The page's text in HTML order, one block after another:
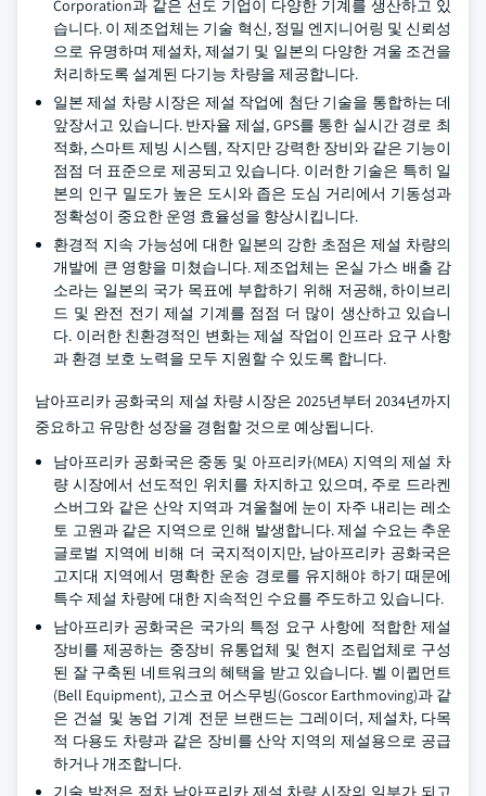
Corporation과 같은 선도 기업이 다양한 기계를 생산하고 있
습니다. 이 제조업체는 기술 혁신, 정밀 엔지니어링 및 신뢰성
으로 유명하며 제설차, 제설기 및 일본의 다양한 겨울 조건을
처리하도록 설계된 다기능 차량을 제공합니다.
일본 제설 차량 시장은 제설 작업에 첨단 기술을 통합하는 데
앞장서고 있습니다. 반자율 제설, GPS를 통한 실시간 경로 최
적화, 스마트 제빙 시스템, 작지만 강력한 장비와 같은 기능이
점점 더 표준으로 제공되고 있습니다. 이러한 기술은 특히 일
본의 인구 밀도가 높은 도시와 좁은 도심 거리에서 기동성과
정확성이 중요한 운영 효율성을 향상시킵니다.
환경적 지속 가능성에 대한 일본의 강한 초점은 제설 차량의
개발에 큰 영향을 미쳤습니다. 제조업체는 온실 가스 배출 감
소라는 일본의 국가 목표에 부합하기 위해 저공해, 하이브리
드 및 완전 전기 제설 기계를 점점 더 많이 생산하고 있습니
다. 이러한 친환경적인 변화는 제설 작업이 인프라 요구 사항
과 환경 보호 노력을 모두 지원할 수 있도록 합니다.
남아프리카 공화국의 제설 차량 시장은 2025년부터 2034년까지
중요하고 유망한 성장을 경험할 것으로 예상됩니다.
남아프리카 공화국은 중동 및 아프리카(MEA) 지역의 제설 차
량 시장에서 선도적인 위치를 차지하고 있으며, 주로 드라켄
스버그와 같은 산악 지역과 겨울철에 눈이 자주 내리는 레소
토 고원과 같은 지역으로 인해 발생합니다. 제설 수요는 추운
글로벌 지역에 비해 더 국지적이지만, 남아프리카 공화국은
고지대 지역에서 명확한 운송 경로를 유지해야 하기 때문에
특수 제설 차량에 대한 지속적인 수요를 주도하고 있습니다.
남아프리카 공화국은 국가의 특정 요구 사항에 적합한 제설
장비를 제공하는 중장비 유통업체 및 현지 조립업체로 구성
된 잘 구축된 네트워크의 혜택을 받고 있습니다. 벨 이큅먼트
(Bell Equipment), 고스코 어스무빙(Goscor Earthmoving)과 같
은 건설 및 농업 기계 전문 브랜드는 그레이더, 제설차, 다목
적 다용도 차량과 같은 장비를 산악 지역의 제설용으로 공급
하거나 개조합니다.
기술 발전은 점차 남아프리카 제설 차량 시장의 일부가 되고